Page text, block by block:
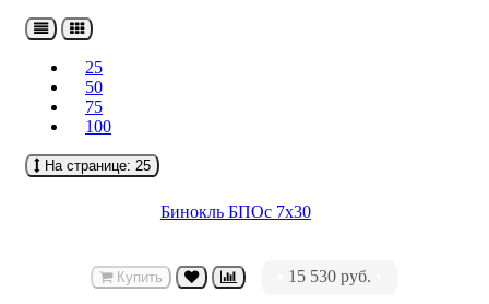
25
50
75
100
На странице: 25
Бинокль БПОс 7х30
Купить 15 530 руб.